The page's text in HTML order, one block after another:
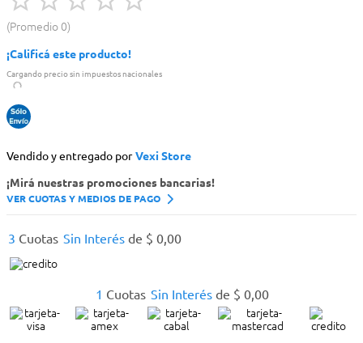
Promedio 0
¡Calificá este producto!
Cargando precio sin impuestos nacionales
Vendido y entregado por Vexi Store
¡Mirá nuestras promociones bancarias!
VER CUOTAS Y MEDIOS DE PAGO
1 Cuotas Sin Interés de $ 0,00
3 Cuotas Sin Interés de $ 0,00